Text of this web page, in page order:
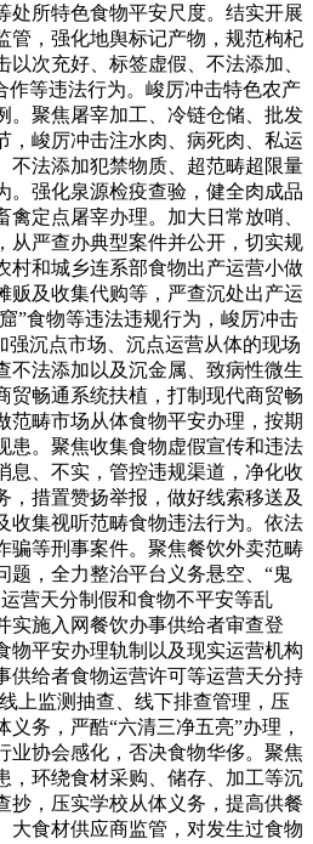
处所特色食物平安尺度。结实开展
管，强化地舆标记产物，规范枸杞
以次充好、标签虚假、不法添加、
作等违法行为。峻厉冲击特色农产
。聚焦屠宰加工、冷链仓储、批发
，峻厉冲击注水肉、病死肉、私运
不法添加犯禁物质、超范畴超限量
。强化泉源检疫查验，健全肉成品
定点屠宰办理。加大日常放哨、
从严查办典型案件并公开，切实规
村和城乡连系部食物出产运营小做
贩及收集代购等，严查沉处出产运
”食物等违法违规行为，峻厉冲击
强沉点市场、沉点运营从体的现场
不法添加以及沉金属、致病性微生
贸畅通系统扶植，打制现代商贸畅
范畴市场从体食物平安办理，按期
患。聚焦收集食物虚假宣传和违法
息、不实，管控违规渠道，净化收
，措置赞扬举报，做好线索移送及
收集视听范畴食物违法行为。依法
骗等刑事案件。聚焦餐饮外卖范畴
题，全力整治平台义务悬空、“鬼
营天分制假和食物不平安等乱
实施入网餐饮办事供给者审查登
物平安办理轨制以及现实运营机构
供给者食物运营许可等运营天分持
上监测抽查、线下排查管理，压
务，严酷“六清三净五亮”办理，
业协会感化，否决食物华侈。聚焦
，环绕食材采购、储存、加工等沉
抄，压实学校从体义务，提高供餐
大食材供应商监管，对发生过食物